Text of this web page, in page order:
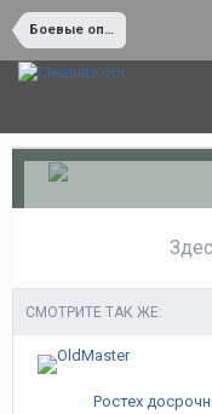
Боевые операции и боевая работа
СМОТРИТЕ ТАК ЖЕ: